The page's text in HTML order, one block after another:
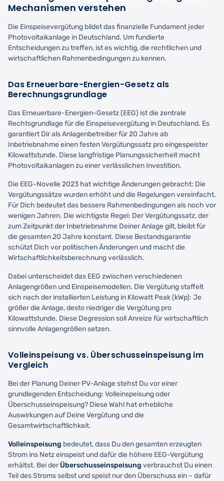
Mechanismen verstehen
Die Einspeisevergütung bildet das finanzielle Fundament jeder
Photovoltaikanlage in Deutschland. Um fundierte
Entscheidungen zu treffen, ist es wichtig, die rechtlichen und
wirtschaftlichen Rahmenbedingungen zu kennen.
Das Erneuerbare-Energien-Gesetz als
Berechnungsgrundlage
Das Erneuerbare-Energien-Gesetz (EEG) ist die zentrale
Rechtsgrundlage für die Einspeisevergütung in Deutschland. Es
garantiert Dir als Anlagenbetreiber für 20 Jahre ab
Inbetriebnahme einen festen Vergütungssatz pro eingespeister
Kilowattstunde. Diese langfristige Planungssicherheit macht
Photovoltaikanlagen zu einer verlässlichen Investition.
Die EEG-Novelle 2023 hat wichtige Änderungen gebracht: Die
Vergütungssätze wurden erhöht und die Regelungen vereinfacht.
Für Dich bedeutet das bessere Rahmenbedingungen als noch vor
wenigen Jahren. Die wichtigste Regel: Der Vergütungssatz, der
zum Zeitpunkt der Inbetriebnahme Deiner Anlage gilt, bleibt für
die gesamten 20 Jahre konstant. Diese Bestandsgarantie
schützt Dich vor politischen Änderungen und macht die
Wirtschaftlichkeitsberechnung verlässlich.
Dabei unterscheidet das EEG zwischen verschiedenen
Anlagengrößen und Einspeisemodellen. Die Vergütung staffelt
sich nach der installierten Leistung in Kilowatt Peak (kWp): Je
größer die Anlage, desto niedriger die Vergütung pro
Kilowattstunde. Diese Degression soll Anreize für wirtschaftlich
sinnvolle Anlagengrößen setzen.
Volleinspeisung vs. Überschusseinspeisung im
Vergleich
Bei der Planung Deiner PV-Anlage stehst Du vor einer
grundlegenden Entscheidung: Volleinspeisung oder
Überschusseinspeisung? Diese Wahl hat erhebliche
Auswirkungen auf Deine Vergütung und die
Gesamtwirtschaftlichkeit.
Volleinspeisung bedeutet, dass Du den gesamten erzeugten
Strom ins Netz einspeist und dafür die höhere EEG-Vergütung
erhältst. Bei derÜberschusseinspeisung verbrauchst Du einen
Teil des Stroms selbst und speist nur den Überschuss ein – dafür